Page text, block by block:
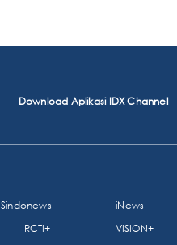
Download Aplikasi IDX Channel
Sindonews iNews
RCTI+ VISION+